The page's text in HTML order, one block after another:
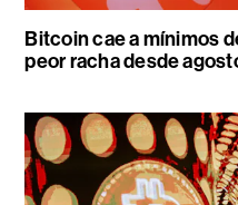
Bitcoin cae a mínimos
peor racha desde